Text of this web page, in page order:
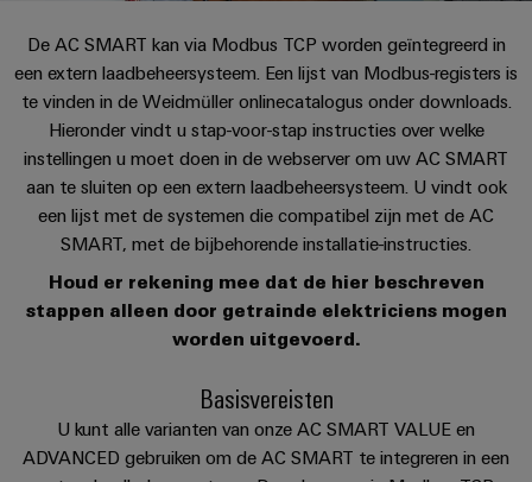
worden
ervaren.
Datacenter
Oplossingen
en
producten
datacenters
-
efficiënt,
betrouwbaar,
schaalbaar
producten
voor
energieopslagsystemen
DC-
microgrids
u-
OS
edge
computing
Industrial
5G
Ethernet
klemmen
Behuizingssystemen
en
componenten
Kabelinvoersystemen
en
-
componenten
Aansluitkabels,
patchkabels
kabels
maat-
gemaakte
kabelassemblages
Fast
Delivery
Service
Advies
en
engineering
Connectivity
Consulting
Verkoop Support
eShop
Aanvraag
van
catalogi
Prijslijst
aanbiedingen
Bedrijf
Weidmüller
Feiten
en
cijfers
Duurzaamheid
Locaties
Managementinformatie
en
certificaten
Mag
|
Carrière
Studenten
BEZOEK
De AC SMART kan via Modbus TCP worden geïntegreerd in
een extern laadbeheersysteem. Een lijst van Modbus-registers is
te vinden in de Weidmüller onlinecatalogus onder downloads.
Hieronder vindt u stap-voor-stap instructies over welke
instellingen u moet doen in de webserver om uw AC SMART
aan te sluiten op een extern laadbeheersysteem. U vindt ook
een lijst met de systemen die compatibel zijn met de AC
SMART, met de bijbehorende installatie-instructies.
Houd er rekening mee dat de hier beschreven
stappen alleen door getrainde elektriciens mogen
worden uitgevoerd.
Basisvereisten
U kunt alle varianten van onze AC SMART VALUE en
ADVANCED gebruiken om de AC SMART te integreren in een